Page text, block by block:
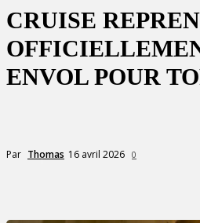
CRUISE
ENVOL POUR
Par Thomas 16 avril 2026 0